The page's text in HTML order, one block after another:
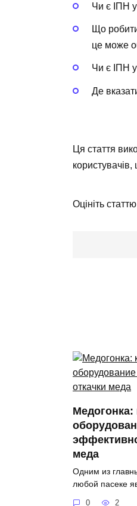
Чи є ІПН
Що
це може
Чи є ІПН
Де
Ця стаття
Оцініть статтю
Медогонка:
меда
Одним из
любой пасеке
0 2